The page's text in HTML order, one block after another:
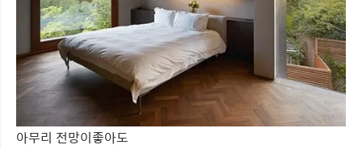
아무리 전망이좋아도